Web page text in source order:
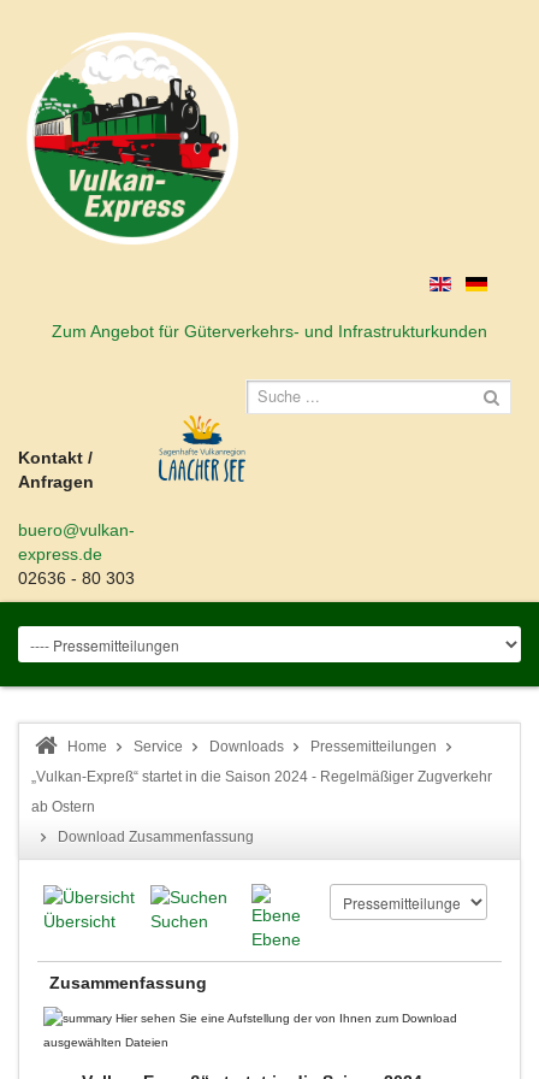
Zum Angebot für Güterverkehrs- und Infrastrukturkunden
Kontakt /
Anfragen
buero@vulkan-
express.de
02636 - 80 303
Home Service Downloads
Pressemitteilungen
„Vulkan-Expreß“ startet in die Saison 2024 - Regelmäßiger Zugverkehr
ab Ostern
Download Zusammenfassung
Übersicht
Suchen
Ebene
Zusammenfassung
Hier sehen Sie eine Aufstellung der von Ihnen zum Download
ausgewählten Dateien